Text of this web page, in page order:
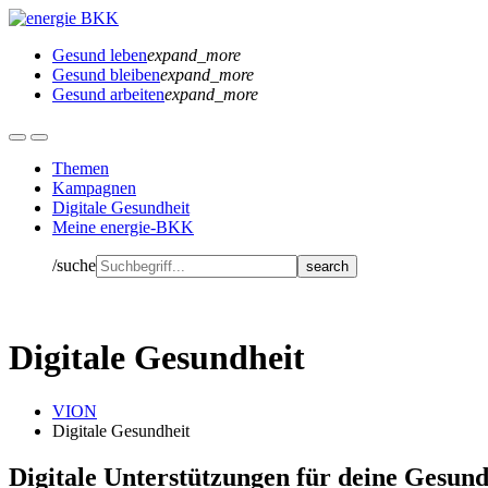
Gesund lebenexpand_more
Gesund bleibenexpand_more
Gesund arbeitenexpand_more
Themen
Kampagnen
Digitale Gesundheit
Meine energie-BKK
/suche
Digitale Gesundheit
VION
Digitale Gesundheit
Digitale Unterstützungen für deine